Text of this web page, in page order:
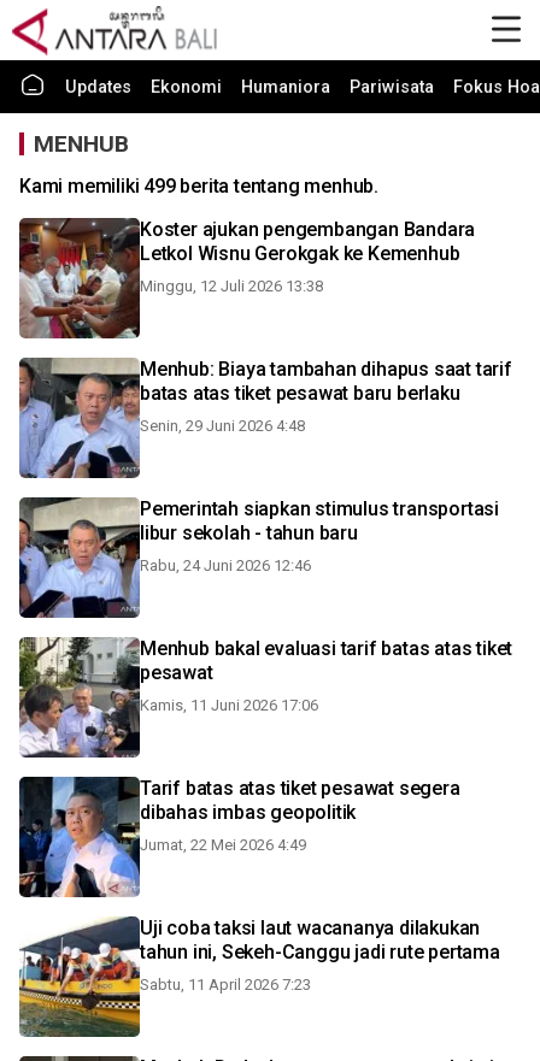
Updates Ekonomi Humaniora Pariwisata Fokus
MENHUB
Kami memiliki 499 berita tentang menhub.
Koster ajukan pengembangan Bandara
Letkol Wisnu Gerokgak ke Kemenhub
Minggu, 12 Juli 2026 13:38
Menhub: Biaya tambahan dihapus saat tarif
batas atas tiket pesawat baru berlaku
Senin, 29 Juni 2026 4:48
Pemerintah siapkan stimulus transportasi
libur sekolah - tahun baru
Rabu, 24 Juni 2026 12:46
Menhub bakal evaluasi tarif batas atas tiket
pesawat
Kamis, 11 Juni 2026 17:06
Tarif batas atas tiket pesawat segera
dibahas imbas geopolitik
Jumat, 22 Mei 2026 4:49
Uji coba taksi laut wacananya dilakukan
tahun ini, Sekeh-Canggu jadi rute pertama
Sabtu, 11 April 2026 7:23